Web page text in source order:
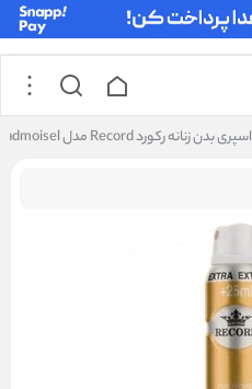
اسپری بدن زنانه رکورد Record مدل Cooco Madmoisel حجم 225 میلی‌لیتر